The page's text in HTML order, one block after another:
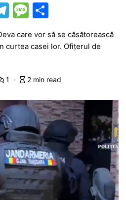
T
e
a
m
M
s
a
e
ta
a
ă
care vor să se căsătorească
curtea casei lor. Ofițerul de
1 2 min read